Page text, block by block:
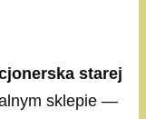
starej
sklepie —